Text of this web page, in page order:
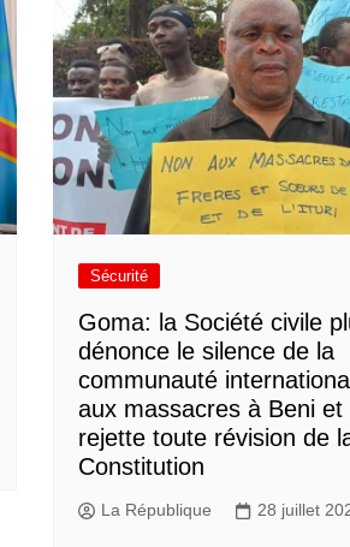
Sécurité
Goma: la Société civile
dénonce le silence de la
communauté
aux massacres à Beni
rejette toute révision de
Constitution
La République 28 juillet